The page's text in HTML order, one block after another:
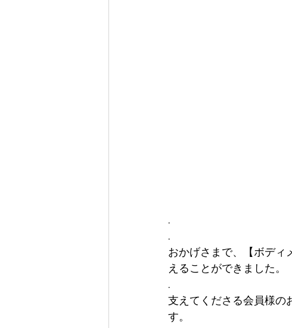
.
.
おかげさまで、【ボディ
えることができました。
.
支えてくださる会員様の
す。